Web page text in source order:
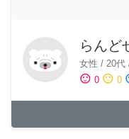
らんど
女性 / 20代
sentiment_satisfied 0 sentiment_neutral 0